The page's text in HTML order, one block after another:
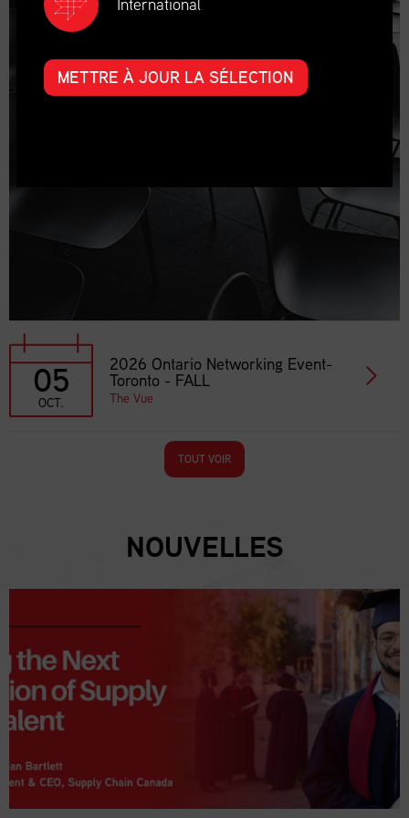
05
OCT.
2026 Ontario Networking Event-
Toronto - FALL
The Vue
TOUT VOIR
NOUVELLES
METTRE À JOUR LA SÉLECTION